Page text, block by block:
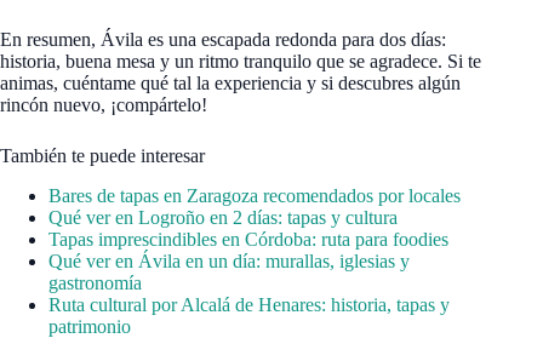
En resumen, Ávila es una escapada redonda para dos días:
historia, buena mesa y un ritmo tranquilo que se agradece. Si te
animas, cuéntame qué tal la experiencia y si descubres algún
rincón nuevo, ¡compártelo!
También te puede interesar
Bares de tapas en Zaragoza recomendados por locales
Qué ver en Logroño en 2 días: tapas y cultura
Tapas imprescindibles en Córdoba: ruta para foodies
Qué ver en Ávila en un día: murallas, iglesias y
gastronomía
Ruta cultural por Alcalá de Henares: historia, tapas y
patrimonio